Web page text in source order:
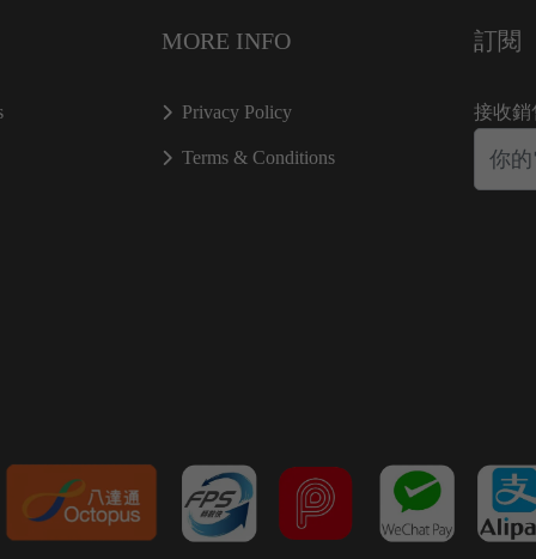
MORE INFO
Privacy Policy
Terms & Conditions
訂閱
接收銷